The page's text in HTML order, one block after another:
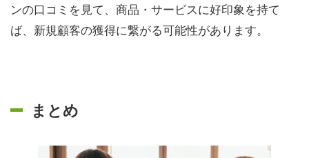
ンの口コミを見て、商品・サービスに好印象を持て
ば、新規顧客の獲得に繋がる可能性があります。
まとめ